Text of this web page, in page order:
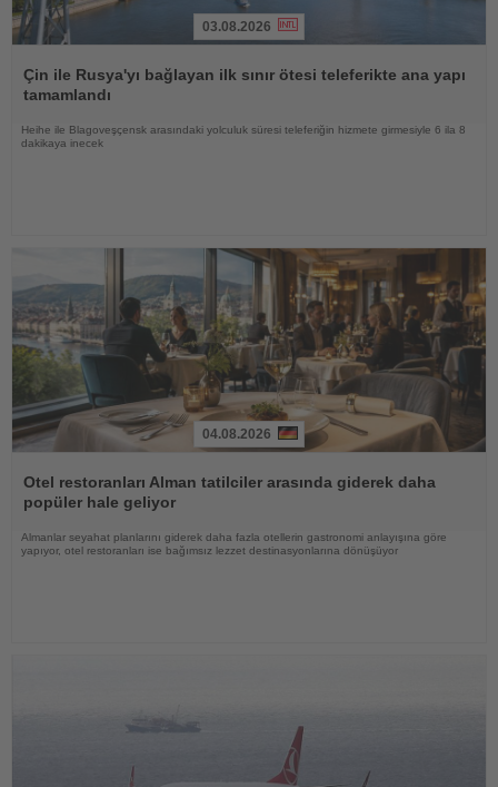
Oku
03.08.2026
Çin ile Rusya'yı bağlayan ilk sınır ötesi teleferikte ana yapı
tamamlandı
Heihe ile Blagoveşçensk arasındaki yolculuk süresi teleferiğin hizmete girmesiyle 6 ila 8
dakikaya inecek
Oku
04.08.2026
Otel restoranları Alman tatilciler arasında giderek daha
popüler hale geliyor
Almanlar seyahat planlarını giderek daha fazla otellerin gastronomi anlayışına göre
yapıyor, otel restoranları ise bağımsız lezzet destinasyonlarına dönüşüyor